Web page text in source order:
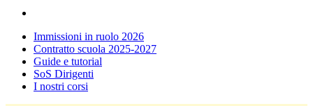
Immissioni in ruolo 2026
Contratto scuola 2025-2027
Guide e tutorial
SoS Dirigenti
I nostri corsi